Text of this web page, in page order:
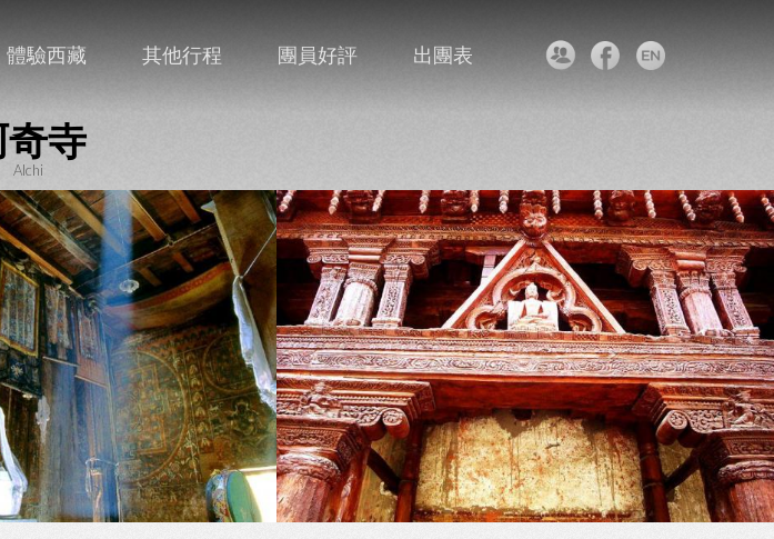
體驗西藏 其他行程 團員好評 出團表
奇寺
Alchi